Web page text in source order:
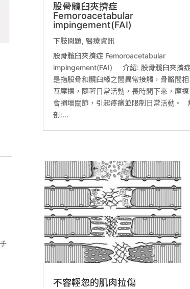
股骨髖臼夾擠症
Femoroacetabular
impingement(FAI)
下肢問題, 醫療資訊
股骨髖臼夾擠症 Femoroacetabular
impingement(FAI) 介紹: 股骨髖臼夾擠
是指股骨和髖臼緣之間異常接觸，骨骼間相
互摩擦，隨著日常活動，長時間下來，摩擦
會損壞關節，引起疼痛並限制日常活動。
剖:...
不容輕忽的肌肉拉傷